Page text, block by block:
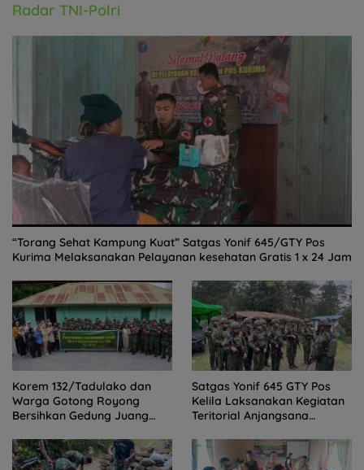
Radar TNI-Polri
“Torang Sehat Kampung Kuat” Satgas Yonif 645/GTY Pos
Kurima Melaksanakan Pelayanan kesehatan Gratis 1 x 24 Jam
Korem 132/Tadulako dan
Warga Gotong Royong
Bersihkan Gedung Juang
Satgas Yonif 645 GTY Pos
Kelila Laksanakan Kegiatan
Teritorial Anjangsana
Lurah